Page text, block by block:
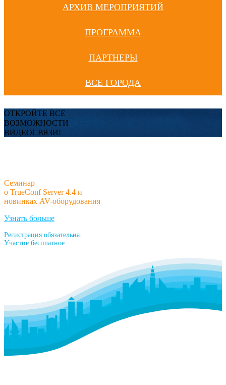
АРХИВ МЕРОПРИЯТИЙ
ПРОГРАММА
ПАРТНЕРЫ
ВСЕ ГОРОДА
ОТКРОЙТЕ ВСЕ
ВОЗМОЖНОСТИ
ВИДЕОСВЯЗИ!
Семинар
о TrueConf Server 4.4 и
новинках AV-оборудования
Узнать больше
Регистрация обязательна.
Участие бесплатное.